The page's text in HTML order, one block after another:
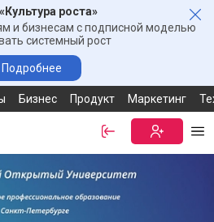
роста»
и бизнесам с подписной моделью
системный рост
Подробнее
Бизнес Продукт Маркетинг
Войти